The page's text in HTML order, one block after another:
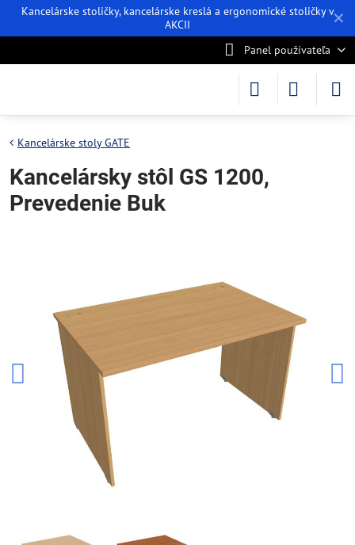
✕
Kancelárske stoličky, kancelárske kreslá a ergonomické stoličky v
AKCII
Panel používateľa
Kancelárske stoly GATE
Kancelársky stôl GS 1200,
Prevedenie Buk